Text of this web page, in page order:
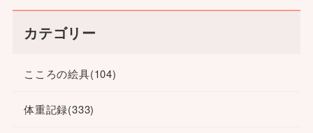
カテゴリー
こころの絵具(104)
体重記録(333)